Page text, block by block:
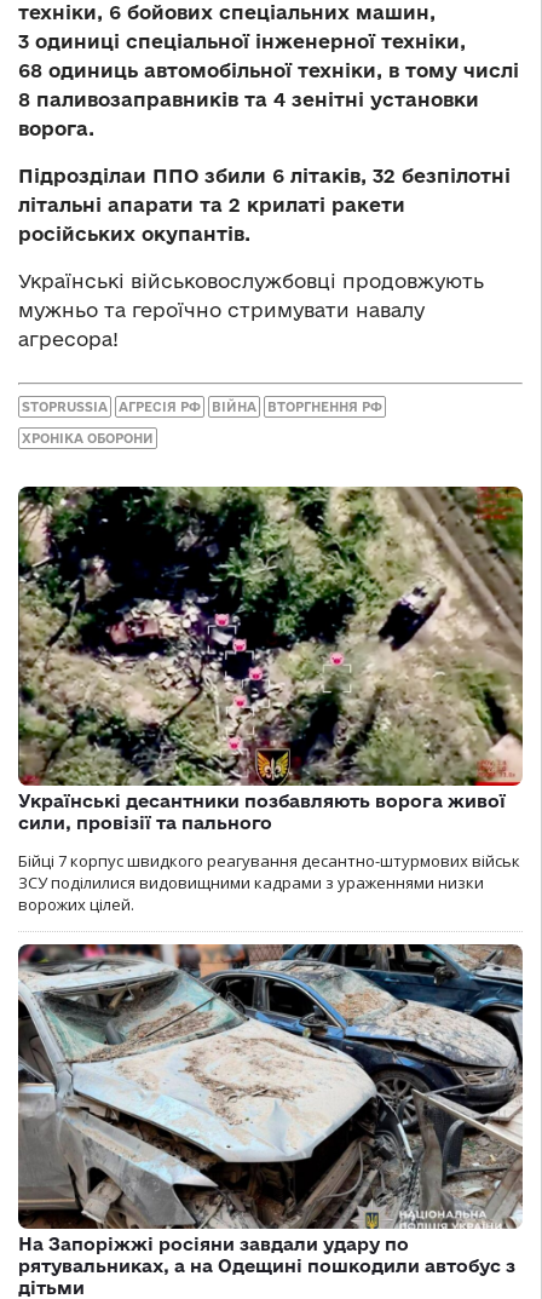
техніки, 6 бойових спеціальних машин,
3 одиниці спеціальної інженерної техніки,
68 одиниць автомобільної техніки, в тому числі
8 паливозаправників та 4 зенітні установки
ворога.
Підрозділаи ППО збили 6 літаків, 32 безпілотні
літальні апарати та 2 крилаті ракети
російських окупантів.
Українські військовослужбовці продовжують
мужньо та героїчно стримувати навалу
агресора!
STOPRUSSIA АГРЕСІЯ РФ ВІЙНА ВТОРГНЕННЯ РФ
ХРОНІКА ОБОРОНИ
Українські десантники позбавляють ворога живої
сили, провізії та пального
Бійці 7 корпус швидкого реагування десантно-штурмових військ
ЗСУ поділилися видовищними кадрами з ураженнями низки
ворожих цілей.
На Запоріжжі росіяни завдали удару по
рятувальниках, а на Одещині пошкодили автобус з
дітьми